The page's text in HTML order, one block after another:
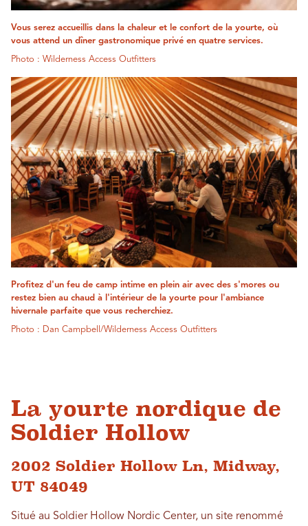
Vous serez accueillis dans la chaleur et le confort de la yourte, où
vous attend un dîner gastronomique privé en quatre services.
Photo : Wilderness Access Outfitters
Profitez d'un feu de camp intime en plein air avec des s'mores ou
restez bien au chaud à l'intérieur de la yourte pour l'ambiance
hivernale parfaite que vous recherchiez.
Photo : Dan Campbell/Wilderness Access Outfitters
La yourte nordique de
Soldier Hollow
2002 Soldier Hollow Ln, Midway,
UT 84049
Situé au Soldier Hollow Nordic Center, un site renommé